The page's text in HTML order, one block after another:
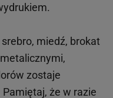
miedź, brokat
zostaje
że w razie